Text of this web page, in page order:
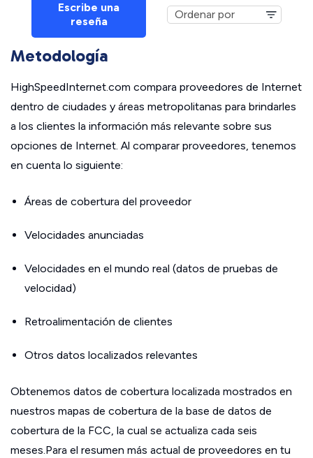
Escribe una
reseña
Metodología
HighSpeedInternet.com compara proveedores de Internet
dentro de ciudades y áreas metropolitanas para brindarles
a los clientes la información más relevante sobre sus
opciones de Internet. Al comparar proveedores, tenemos
en cuenta lo siguiente:
Áreas de cobertura del proveedor
Velocidades anunciadas
Velocidades en el mundo real (datos de pruebas de
velocidad)
Retroalimentación de clientes
Otros datos localizados relevantes
Obtenemos datos de cobertura localizada mostrados en
nuestros mapas de cobertura de la base de datos de
cobertura de la FCC, la cual se actualiza cada seis
meses.Para el resumen más actual de proveedores en tu